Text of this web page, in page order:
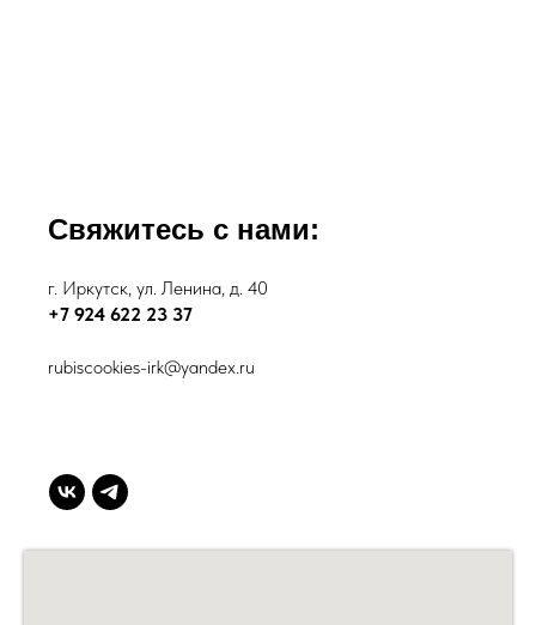
Свяжитесь с нами:
г. Иркутск, ул. Ленина, д. 40
+7 924 622 23 37
rubiscookies-irk@yandex.ru